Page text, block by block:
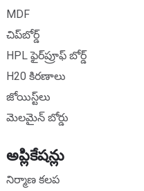
MDF
చిప్‌బోర్డ్
HPL ఫైర్‌ప్రూఫ్ బోర్డ్
H20 కిరణాలు
జోయిస్ట్‌లు
మెలమైన్ బోర్డు
అప్లికేషన్లు
నిర్మాణ కలప